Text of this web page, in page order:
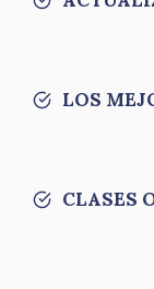
LOS
CLASES